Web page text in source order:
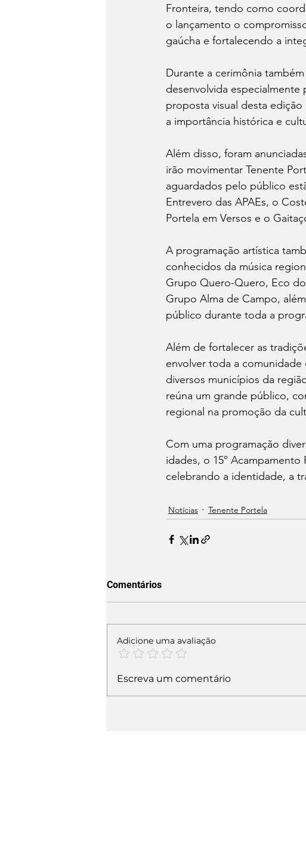
Fronteira, tendo como
o lançamento o
gaúcha e fortalecendo a
Durante a cerimônia
desenvolvida
proposta visual desta
a importância histórica e
Além disso, foram
irão movimentar Tenente
aguardados pelo público
Entrevero das APAEs, o
Portela em Versos e o
A programação artística
conhecidos da música
Grupo Quero-Quero, Eco
Grupo Alma de Campo,
público durante toda a
Além de fortalecer as
envolver toda a
diversos municípios da
reúna um grande público,
regional na promoção da
Com uma programação
idades, o 15º
celebrando a identidade, a
Notícias Tenente Portela
Comentários
Adicione uma avaliação
Escreva um comentário